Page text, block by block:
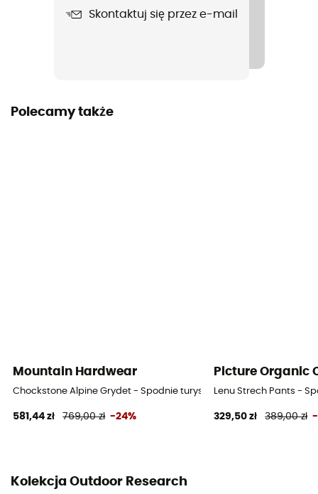
Bluesign / Z recyklingu
Skontaktuj się przez e-mail
Polecamy także
Mountain Hardwear
Chockstone Alpine Grydet - Spodnie turystyczne męskie
581,44 zł 769,00 zł -24%
Picture Organic
Lenu Strech Pants -
329,50 zł 389,00 zł -
Kolekcja Outdoor Research